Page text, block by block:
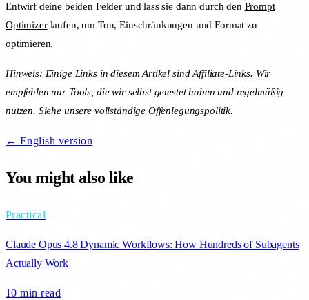
Entwirf deine beiden Felder und lass sie dann durch den Prompt
Optimizerlaufen, um Ton, Einschränkungen und Format zu
optimieren.
Hinweis: Einige Links in diesem Artikel sind Affiliate-Links. Wir
empfehlen nur Tools, die wir selbst getestet haben und regelmäßig
nutzen. Siehe unsere vollständige Offenlegungspolitik.
← English version
You might also like
Practical
Claude Opus 4.8 Dynamic Workflows: How Hundreds of Subagents
Actually Work
10 min read